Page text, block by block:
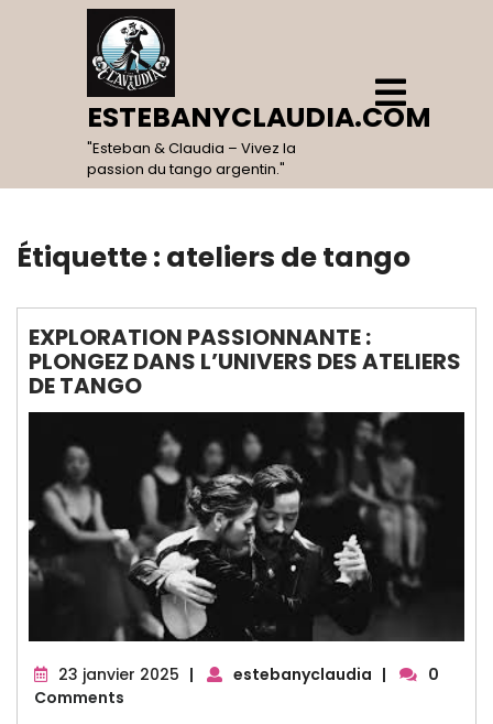
ESTEBANYCLAUDIA.COM
"Esteban & Claudia – Vivez la
passion du tango argentin."
Open
Menu
Étiquette : ateliers de tango
EXPLORATION PASSIONNANTE :
PLONGEZ DANS L’UNIVERS DES ATELIERS
DE TANGO
23 janvier 2025 23
| estebanyclaudia |
0
Comments